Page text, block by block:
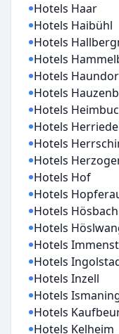
Hotels Haar
Hotels Haibühl
Hotels
Hotels
Hotels
Hotels
Hotels
Hotels
Hotels
Hotels
Hotels Hof
Hotels
Hotels Hösbach
Hotels
Hotels
Hotels
Hotels Inzell
Hotels
Hotels
Hotels Kelheim